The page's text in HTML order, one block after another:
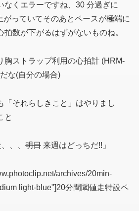
なくエラーですね、30 分過ぎに
がっていてそのあとペースが極端に
数が下がるはずがないものね。
胸ストラップ利用の心拍計 (HRM-
な(自分の場合)
「それらしきこと」はやりまし
と
、、 明日 来週はどっちだ!!」
archives/20min-
light-blue"]20分間閾値走特設ペ